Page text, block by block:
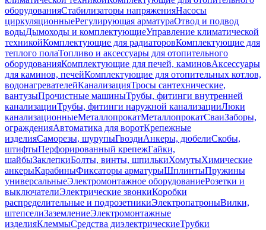
оборудованияСтабилизаторы напряженияНасосы
циркуляционныеРегулирующая арматураОтвод и подвод
водыДымоходы и комплектующиеУправление климатической
техникойКомплектующие для радиаторовКомплектующие для
теплого полаТопливо и аксессуары для отопительного
оборудованияКомплектующие для печей, каминовАксессуары
для каминов, печейКомплектующие для отопительных котлов,
водонагревателейКанализацияТросы сантехнические,
вантузыПрочистные машиныТрубы, фитинги внутренней
канализацииТрубы, фитинги наружной канализацииЛюки
канализационныеМеталлопрокатМеталлопрокатСваиЗаборы,
огражденияАвтоматика для воротКрепежные
изделияСаморезы, шурупыГвоздиАнкеры, дюбелиСкобы,
штифтыПерфорированный крепежГайки,
шайбыЗаклепкиБолты, винты, шпилькиХомутыХимические
анкерыКарабиныФиксаторы арматурыШплинтыПружины
универсальныеЭлектромонтажное оборудованиеРозетки и
выключателиЭлектрические звонкиКоробки
распределительные и подрозетникиЭлектропатроныВилки,
штепселиЗаземлениеЭлектромонтажные
изделияКлеммыСредства диэлектрическиеТрубки